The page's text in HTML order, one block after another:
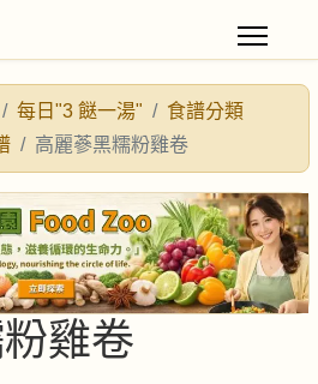
每日"3 餸一湯"
食譜分類
高麗蔘黑糯粉雞卷
雞卷